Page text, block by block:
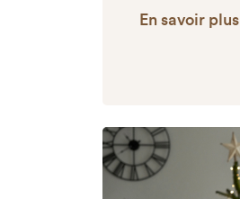
En savoir plus